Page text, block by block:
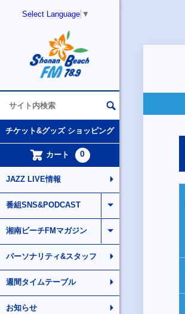
Select Language ▼
チケット&グッズ ショッピング
カート 0
JAZZ LIVE情報
番組SNS&PODCAST
湘南ビーチFMマガジン
パーソナリティ&スタッフ
週間タイムテーブル
お知らせ